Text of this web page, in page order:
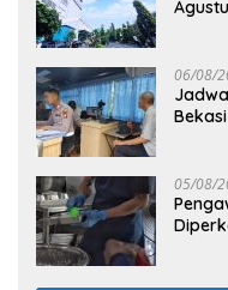
06/08/
05/08/